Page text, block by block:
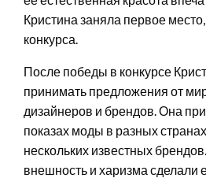
Кристина заняла первое
конкурса.
После победы в конкурсе
принимать предложения от
дизайнеров и брендов. Она
показах моды в разных
нескольких известных
внешность и харизма сделали